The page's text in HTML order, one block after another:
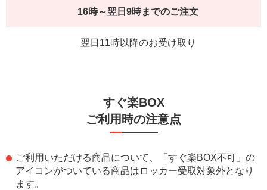
16時～翌日9時までのご注文
翌日11時以降のお受け取り
すぐ楽BOX
ご利用時の注意点
ご利用いただける商品について、「すぐ楽BOX不可」の
アイコンがついている商品はロッカー受取対象外となり
ます。